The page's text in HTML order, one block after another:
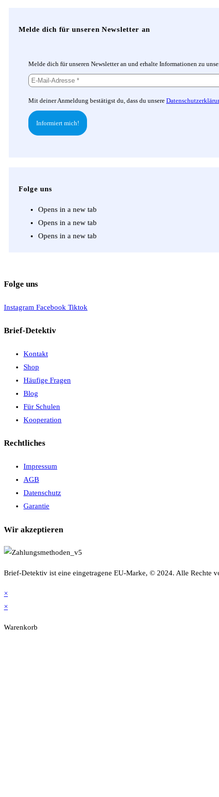
Melde dich für unseren Newsletter an
Melde dich für unseren Newsletter an und erhalte Informationen zu
Mit deiner Anmeldung bestätigst du, dass du unsere
Folge uns
Opens in a new tab
Opens in a new tab
Opens in a new tab
Folge uns
Instagram Facebook Tiktok
Brief-Detektiv
Kontakt
Shop
Häufige Fragen
Blog
Für Schulen
Kooperation
Rechtliches
Impressum
AGB
Datenschutz
Garantie
Wir akzeptieren
Brief-Detektiv ist eine eingetragene EU-Marke, © 2024. Alle Rechte
×
×
Warenkorb